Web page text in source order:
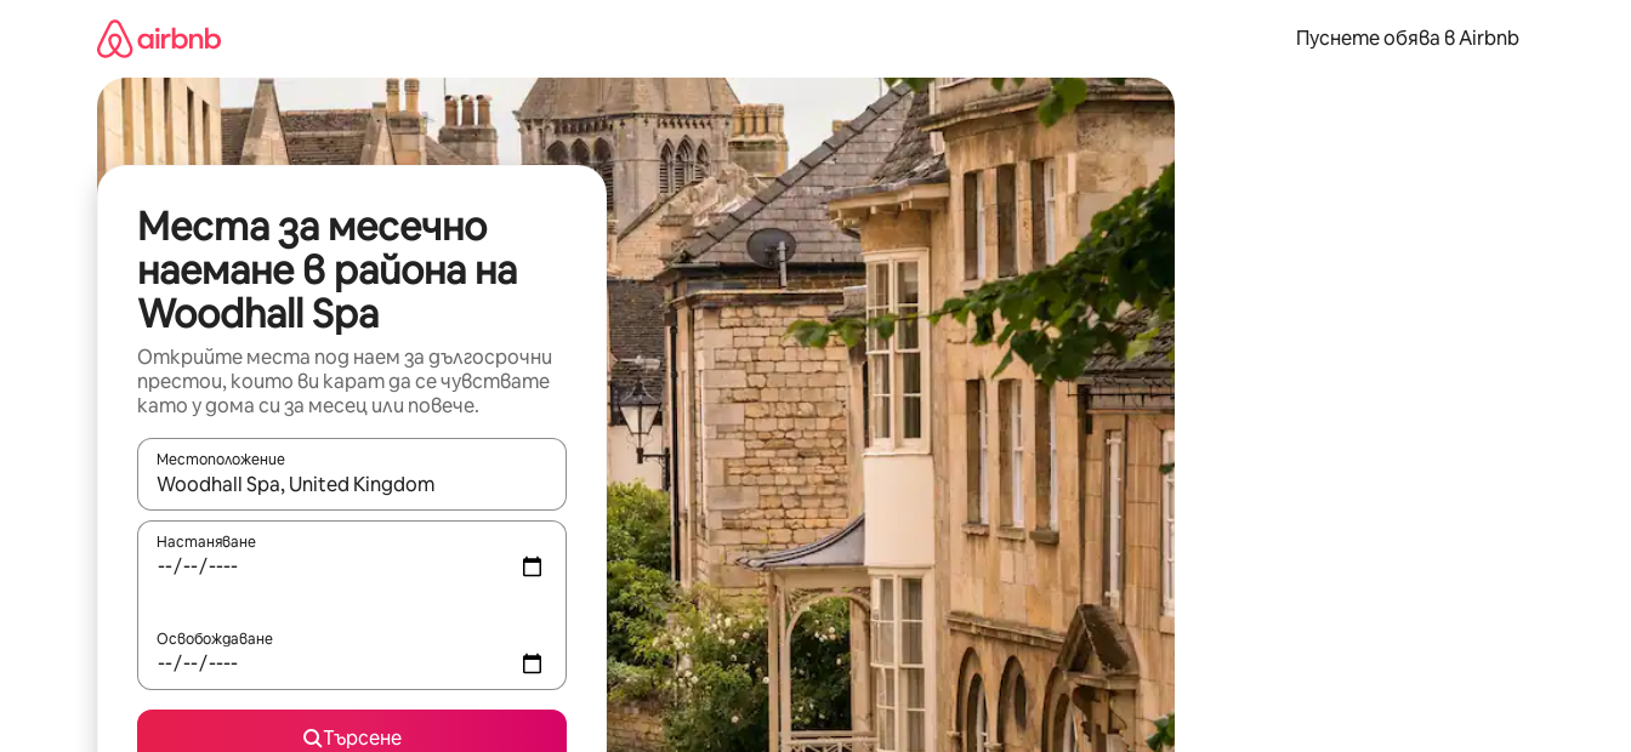
съдържанието
Пуснете обява в Airbnb
Места за месечно
наемане в района на
Woodhall Spa
Открийте места под наем за дългосрочни
престои, които ви карат да се чувствате
като у дома си за месец или повече.
Местоположение
Когато резултатите се покажат, използвайте клавишите със стрелки нагоре и надолу или навигирайте с докосване или плъзгане.
Настаняване
Освобождаване
Търсене